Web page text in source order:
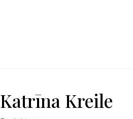
Katrīna Kreile